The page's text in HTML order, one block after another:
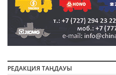
РЕДАКЦИЯ ТАҢДАУЫ